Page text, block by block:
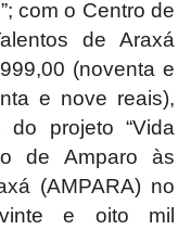
com o Centro de
de Araxá
(noventa e
e nove reais),
do projeto “Vida
de Amparo às
(AMPARA) no
e oito mil